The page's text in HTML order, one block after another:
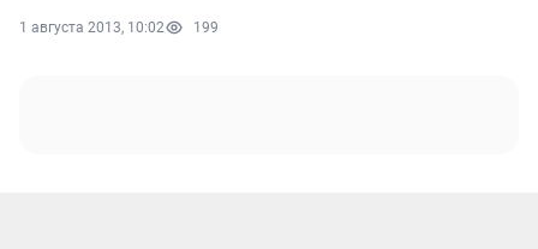
1 августа 2013, 10:02 199